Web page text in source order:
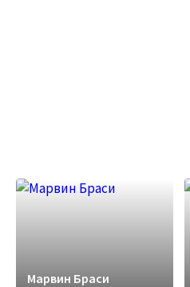
Марвин Браси